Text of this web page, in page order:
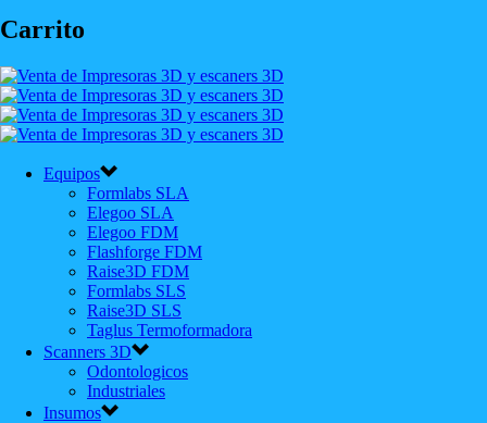
Carrito
Equipos
Formlabs SLA
Elegoo SLA
Elegoo FDM
Flashforge FDM
Raise3D FDM
Formlabs SLS
Raise3D SLS
Taglus Termoformadora
Scanners 3D
Odontologicos
Industriales
Insumos